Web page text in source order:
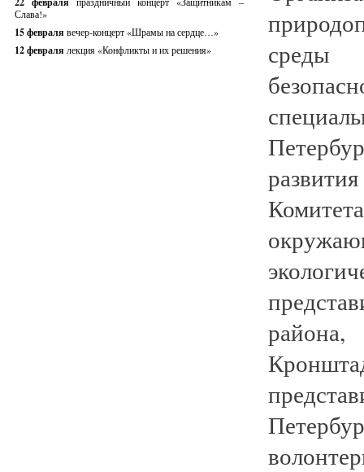
Слава!»
15 февраля вечер-концерт «Шрамы на сердце…»
12 февраля лекция «Конфликты и их решения»
среды